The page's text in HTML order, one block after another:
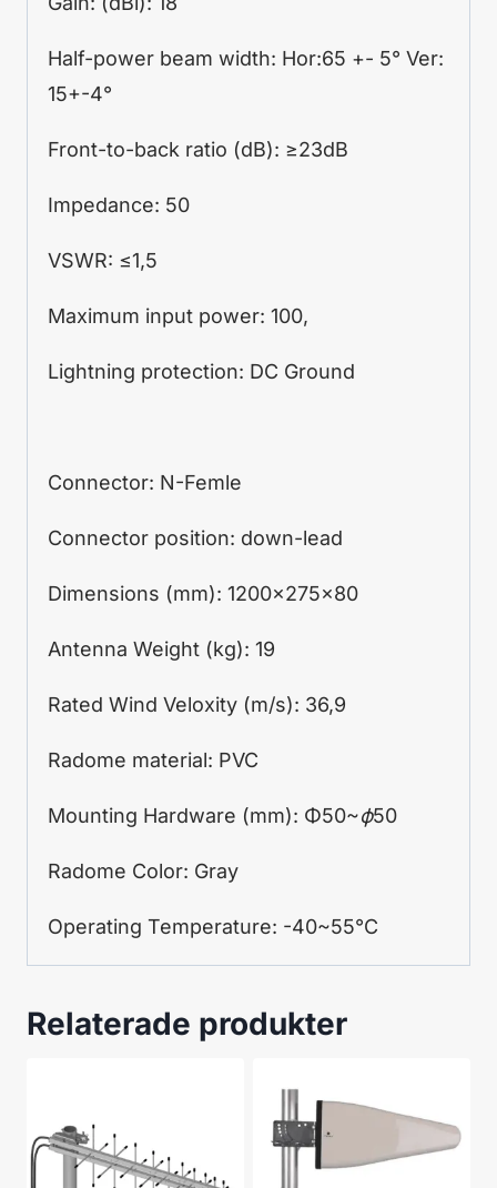
Half-power beam width: Hor:65 +- 5° Ver:
15+-4°
Front-to-back ratio (dB): ≥23dB
Impedance: 50
VSWR: ≤1,5
Maximum input power: 100,
Lightning protection: DC Ground
Connector: N-Femle
Connector position: down-lead
Dimensions (mm): 1200x275x80
Antenna Weight (kg): 19
Rated Wind Veloxity (m/s): 36,9
Radome material: PVC
Mounting Hardware (mm): Φ50~ϕ50
Radome Color: Gray
Operating Temperature: -40~55°C
Relaterade produkter